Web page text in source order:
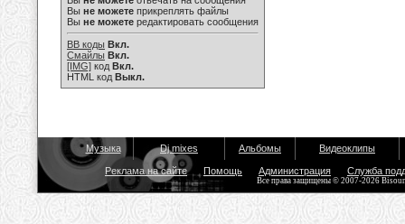
Вы не можете прикреплять файлы
Вы не можете редактировать сообщения
BB коды Вкл.
Смайлы Вкл.
[IMG] код Вкл.
HTML код Выкл.
Музыка Dj mixes Альбомы Видеоклипы
Реклама на сайте Помощь Администрация Служба
Все права защищены © 2007-2026